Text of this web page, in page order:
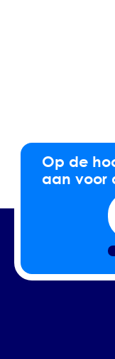
Op de
aan voor